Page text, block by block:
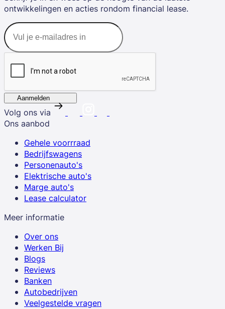
ontwikkelingen en acties rondom financial lease.
Aanmelden
Volg ons via
Ons aanbod
Gehele voorrraad
Bedrijfswagens
Personenauto's
Elektrische auto's
Marge auto's
Lease calculator
Meer informatie
Over ons
Werken Bij
Blogs
Reviews
Banken
Autobedrijven
Veelgestelde vragen